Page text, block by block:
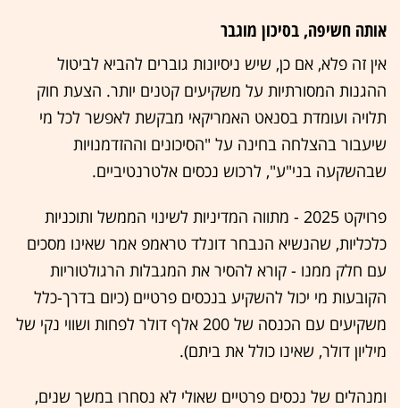
אותה חשיפה, בסיכון מוגבר
אין זה פלא, אם כן, שיש ניסיונות גוברים להביא לביטול
ההגנות המסורתיות על משקיעים קטנים יותר. הצעת חוק
תלויה ועומדת בסנאט האמריקאי מבקשת לאפשר לכל מי
שיעבור בהצלחה בחינה על "הסיכונים וההזדמנויות
שבהשקעה בני"ע", לרכוש נכסים אלטרנטיביים.
פרויקט 2025 - מתווה המדיניות לשינוי הממשל ותוכניות
כלכליות, שהנשיא הנבחר דונלד טראמפ אמר שאינו מסכים
עם חלק ממנו - קורא להסיר את המגבלות הרגולטוריות
הקובעות מי יכול להשקיע בנכסים פרטיים (כיום בדרך-כלל
משקיעים עם הכנסה של 200 אלף דולר לפחות ושווי נקי של
מיליון דולר, שאינו כולל את ביתם).
ומנהלים של נכסים פרטיים שאולי לא נסחרו במשך שנים,